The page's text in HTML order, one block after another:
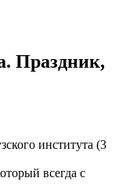
Праздник,
института (3